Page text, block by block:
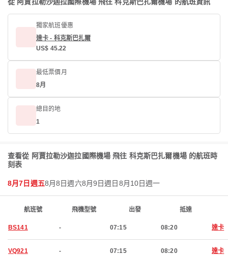
獨家航班優惠
達卡 - 科克斯巴扎爾
US$ 45.22
最低票價月
8月
總目的地
1
查看從 阿賈拉勒沙迦拉國際機場 飛往 科克斯巴扎爾機場 的航班時
刻表
8月7日週五8月8日週六8月9日週日 8月10日週一
航班號 飛機型號 出發 抵達
BS141 - 07:15 08:20 達卡
VQ921 - 07:15 08:20 達卡